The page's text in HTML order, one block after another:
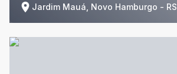
Jardim Mauá, Novo Hamburgo - RS